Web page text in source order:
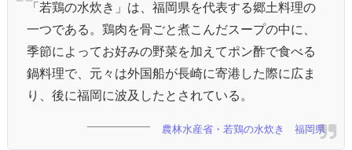
「若鶏の水炊き」は、福岡県を代表する郷土料理の
一つである。鶏肉を骨ごと煮こんだスープの中に、
季節によってお好みの野菜を加えてポン酢で食べる
鍋料理で、元々は外国船が長崎に寄港した際に広ま
り、後に福岡に波及したとされている。
農林水産省・若鶏の水炊き 福岡県